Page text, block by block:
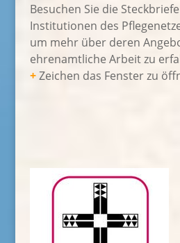
Besuchen Sie die
Institutionen des
um mehr über deren
ehrenamtliche Arbeit zu
+ Zeichen das Fenster zu